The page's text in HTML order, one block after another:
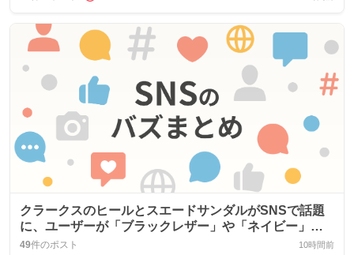
クラークスのヒールとスエードサンダルがSNSで話題
に、ユーザーが「ブラックレザー」や「ネイビー」を
称賛
49件のポスト 10時間前